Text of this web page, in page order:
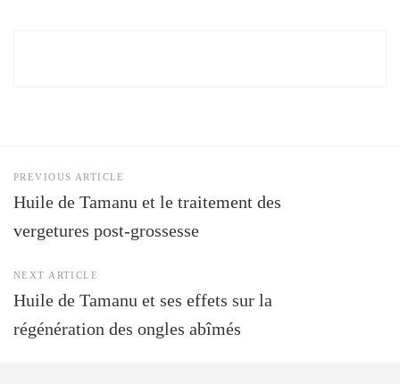
PREVIOUS ARTICLE
Huile de Tamanu et le traitement des
vergetures post-grossesse
NEXT ARTICLE
Huile de Tamanu et ses effets sur la
régénération des ongles abîmés